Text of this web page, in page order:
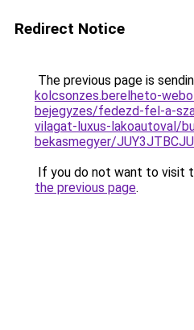
Redirect Notice
The previous page is
kolcsonzes.berelheto-
bejegyzes/fedezd-fel-a-
vilagat-luxus-lakoautoval/
bekasmegyer/
If you do not want to visit
the previous page.